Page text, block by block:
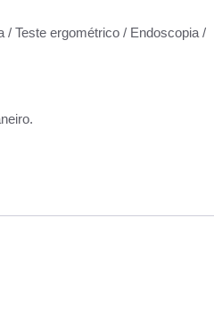
/ Teste ergométrico / Endoscopia /